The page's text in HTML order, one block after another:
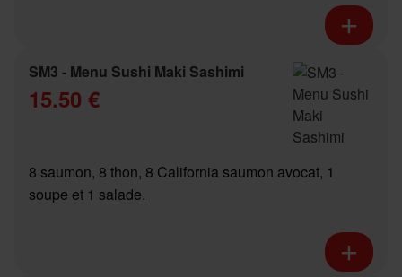
SM3 - Menu Sushi Maki Sashimi
15.50 €
8 saumon, 8 thon, 8 California saumon avocat, 1
soupe et 1 salade.